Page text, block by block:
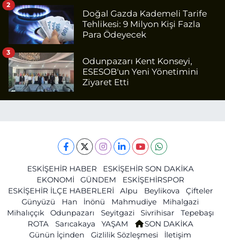
Doğal Gazda Kademeli Tarife
Tehlikesi: 9 Milyon Kişi Fazla
Para Ödeyecek
2
Odunpazarı Kent Konseyi,
ESESOB'un Yeni Yönetimini
Ziyaret Etti
3
ESKİŞEHİR HABER
ESKİŞEHİR SON DAKİKA
EKONOMİ
GÜNDEM
ESKİŞEHİRSPOR
ESKİŞEHİR İLÇE HABERLERİ
Alpu Beylikova
Çifteler
Günyüzü
Han İnönü Mahmudiye
Mihalgazi
Mihalıççık
Odunpazarı Seyitgazi Sivrihisar
Tepebaşı
ROTA
Sarıcakaya YAŞAM
SON DAKİKA
Günün İçinden
Gizlilik Sözleşmesi
İletişim